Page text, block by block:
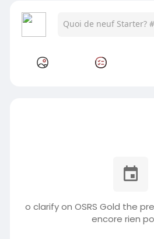
o clarify on OSRS Gold the
encore rien